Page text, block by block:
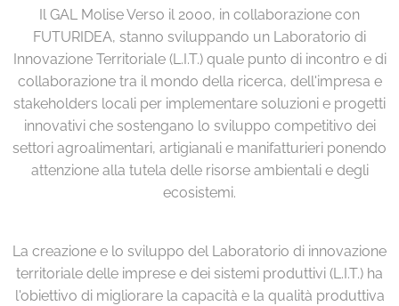
Il GAL Molise Verso il 2000, in collaborazione con
FUTURIDEA, stanno sviluppando un Laboratorio di
Innovazione Territoriale (L.I.T.) quale punto di incontro e di
collaborazione tra il mondo della ricerca, dell'impresa e
stakeholders locali per implementare soluzioni e progetti
innovativi che sostengano lo sviluppo competitivo dei
settori agroalimentari, artigianali e manifatturieri ponendo
attenzione alla tutela delle risorse ambientali e degli
ecosistemi.
La creazione e lo sviluppo del Laboratorio di innovazione
territoriale delle imprese e dei sistemi produttivi (L.I.T.) ha
l'obiettivo di migliorare la capacità e la qualità produttiva